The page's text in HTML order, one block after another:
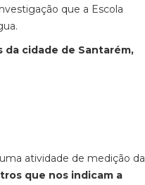
que a Escola
da cidade de Santarém,
atividade de medição da
que nos indicam a